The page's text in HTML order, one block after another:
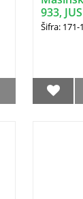
933,
Šifra: 171-